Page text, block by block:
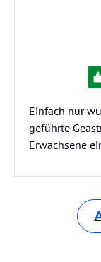
Einfach nur
geführte
Erwachsene